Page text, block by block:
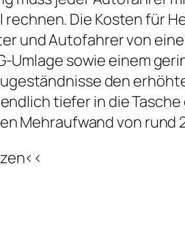
Die Kosten für
und Autofahrer von
Umlage sowie einem
den
tiefer in die Tasche
Mehraufwand von rund